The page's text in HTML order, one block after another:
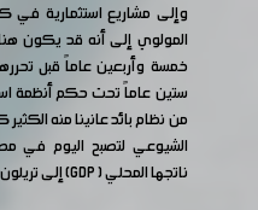
وإلى مشاريع استثمارية في
المولوي إلى أنه قد يكون
ستين عاماً تحت حكم أنظمة
الشيوعي لتصبح اليوم في
ناتجها المحلي ( GDP) إلى تريلون دولار.